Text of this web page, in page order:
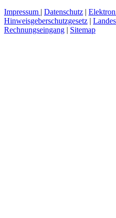
Impressum | Datenschutz |
Hinweisgeberschutzgesetz |
Rechnungseingang | Sitemap